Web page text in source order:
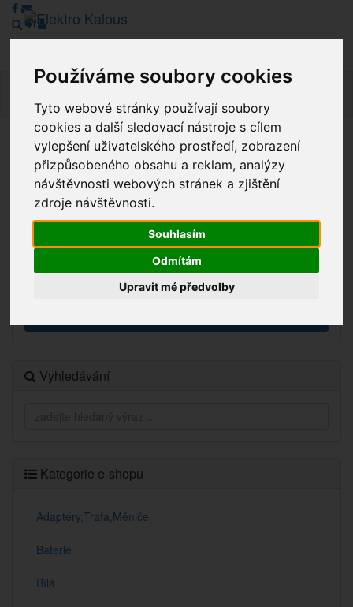
Používáme soubory cookies
Tyto webové stránky používají soubory
cookies a další sledovací nástroje s cílem
vylepšení uživatelského prostředí, zobrazení
přizpůsobeného obsahu a reklam, analýzy
návštěvnosti webových stránek a zjištění
zdroje návštěvnosti.
Souhlasím
Odmítám
Upravit mé předvolby
Vážení zákazníci, v tuto chvíli je Náš internetový obchod v
režimu Katalogu. Objednávky on-line nyní nelze vyřídit.
Děkujeme za pochopení.
Výprodej
Vyhledávání
Kategorie e-shopu
Adaptéry,Trafa,Měniče
Baterie
Bílá